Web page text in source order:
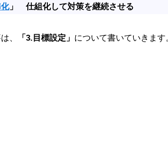
」 仕組化して対策を継続させる
、 「3.目標設定」 について書いていきます